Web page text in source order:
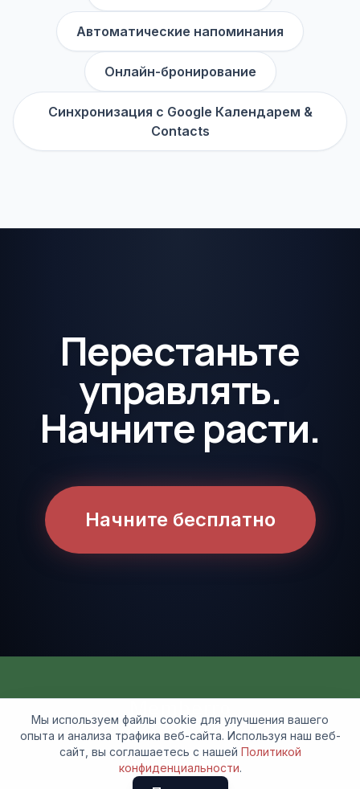
Автоматические напоминания
Онлайн-бронирование
Синхронизация с Google Календарем &
Contacts
Перестаньте
управлять.
Начните расти.
Начните бесплатно
Приложение для планирования и бронирования для
профессионалов
Политика конфиденциальностиУсловия использования
Мы используем файлы cookie для улучшения вашего
опыта и анализа трафика веб-сайта. Используя наш веб-
сайт, вы соглашаетесь с нашей Политикой
конфиденциальности.